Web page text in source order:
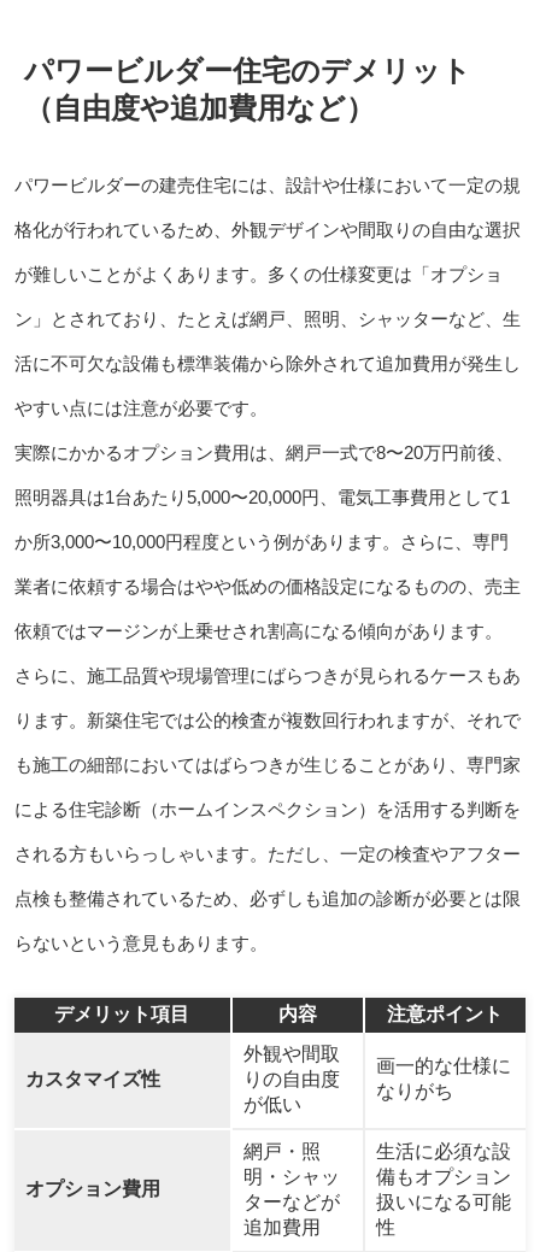
パワービルダー住宅のデメリット
（自由度や追加費用など）
パワービルダーの建売住宅には、設計や仕様において一定の規
格化が行われているため、外観デザインや間取りの自由な選択
が難しいことがよくあります。多くの仕様変更は「オプショ
ン」とされており、たとえば網戸、照明、シャッターなど、生
活に不可欠な設備も標準装備から除外されて追加費用が発生し
やすい点には注意が必要です。
実際にかかるオプション費用は、網戸一式で8〜20万円前後、
照明器具は1台あたり5,000〜20,000円、電気工事費用として1
か所3,000〜10,000円程度という例があります。さらに、専門
業者に依頼する場合はやや低めの価格設定になるものの、売主
依頼ではマージンが上乗せされ割高になる傾向があります。
さらに、施工品質や現場管理にばらつきが見られるケースもあ
ります。新築住宅では公的検査が複数回行われますが、それで
も施工の細部においてはばらつきが生じることがあり、専門家
による住宅診断（ホームインスペクション）を活用する判断を
される方もいらっしゃいます。ただし、一定の検査やアフター
点検も整備されているため、必ずしも追加の診断が必要とは限
らないという意見もあります。
デメリット項目 内容 注意ポイント
カスタマイズ性
外観や間取
りの自由度
が低い
画一的な仕様に
なりがち
オプション費用
網戸・照
明・シャッ
ターなどが
追加費用
生活に必須な設
備もオプション
扱いになる可能
性